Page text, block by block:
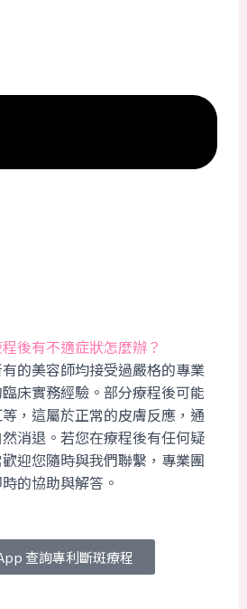
後有不適症狀怎麼辦？
的美容師均接受過嚴格的專業
床實務經驗。部分療程後可能
，這屬於正常的皮膚反應，通
消退。若您在療程後有任何疑
迎您隨時與我們聯繫，專業團
的協助與解答。
查詢專利斷斑療程